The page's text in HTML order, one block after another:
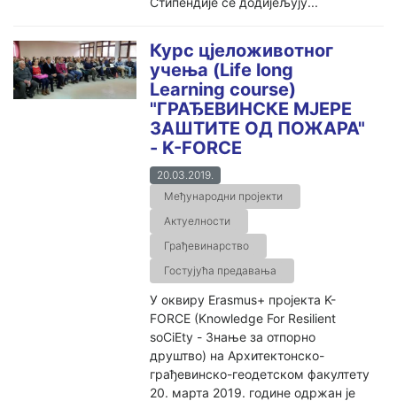
Курс цјеложивотног
учења (Life long
Learning course)
"ГРАЂЕВИНСКЕ МЈЕРЕ
ЗАШТИТЕ ОД ПОЖАРА"
- K-FORCE
20.03.2019.
Међународни пројекти
Актуелности
Грађевинарство
Гостујућа предавања
У оквиру Erasmus+ пројекта K-
FORCE (Knowledge For Resilient
soCiEty - Знање за отпорно
друштво) на Архитектонско-
грађевинско-геодетском факултету
20. марта 2019. године одржан је